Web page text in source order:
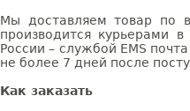
Мы доставляем товар по
производится курьерами
России – службой EMS
не более 7 дней после
Как заказать